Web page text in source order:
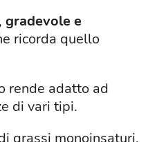
, gradevole e
ricorda quello
rende adatto ad
di vari tipi.